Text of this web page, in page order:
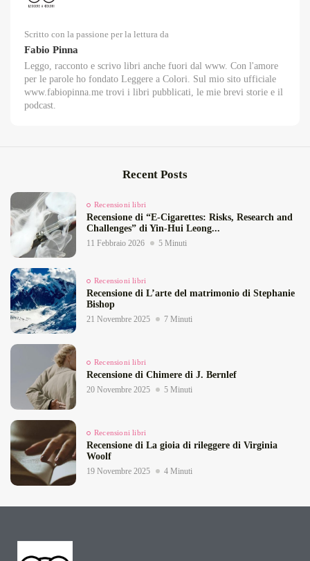
Scritto con la passione per la lettura da
Fabio Pinna
Leggo, racconto e scrivo libri anche fuori dal www. Con l'amore
per le parole ho fondato Leggere a Colori. Sul mio sito ufficiale
www.fabiopinna.me trovi i libri pubblicati, le mie brevi storie e il
podcast.
Recent Posts
Recensioni libri
Recensione di “E‑Cigarettes: Risks, Research and
Challenges” di Yin‑Hui Leong...
11 Febbraio 2026 5 Minuti
Recensioni libri
Recensione di L’arte del matrimonio di Stephanie
Bishop
21 Novembre 2025 7 Minuti
Recensioni libri
Recensione di Chimere di J. Bernlef
20 Novembre 2025 5 Minuti
Recensioni libri
Recensione di La gioia di rileggere di Virginia
Woolf
19 Novembre 2025 4 Minuti